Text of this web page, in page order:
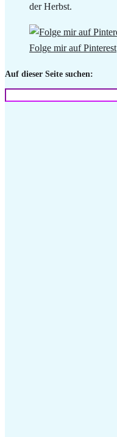
der Herbst.
Folge mir auf Pinterest
Auf dieser Seite suchen: